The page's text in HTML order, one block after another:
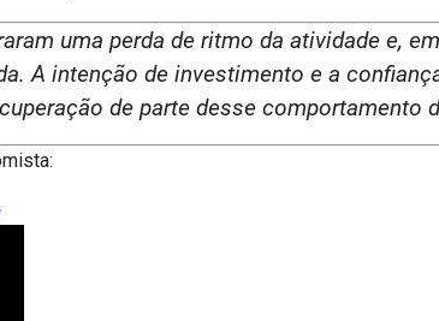
uma perda de ritmo da atividade e,
A intenção de investimento e a
de parte desse comportamento